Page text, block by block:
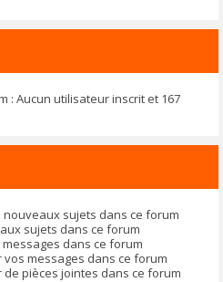
: Aucun utilisateur inscrit et 167
sujets dans ce forum
sujets dans ce forum
dans ce forum
vos messages dans ce forum
pièces jointes dans ce forum